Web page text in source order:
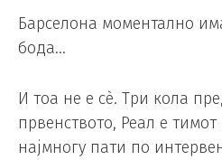
Барселона моментално
бода…
И тоа не е сè. Три кола
првенството, Реал е
најмногу пати по